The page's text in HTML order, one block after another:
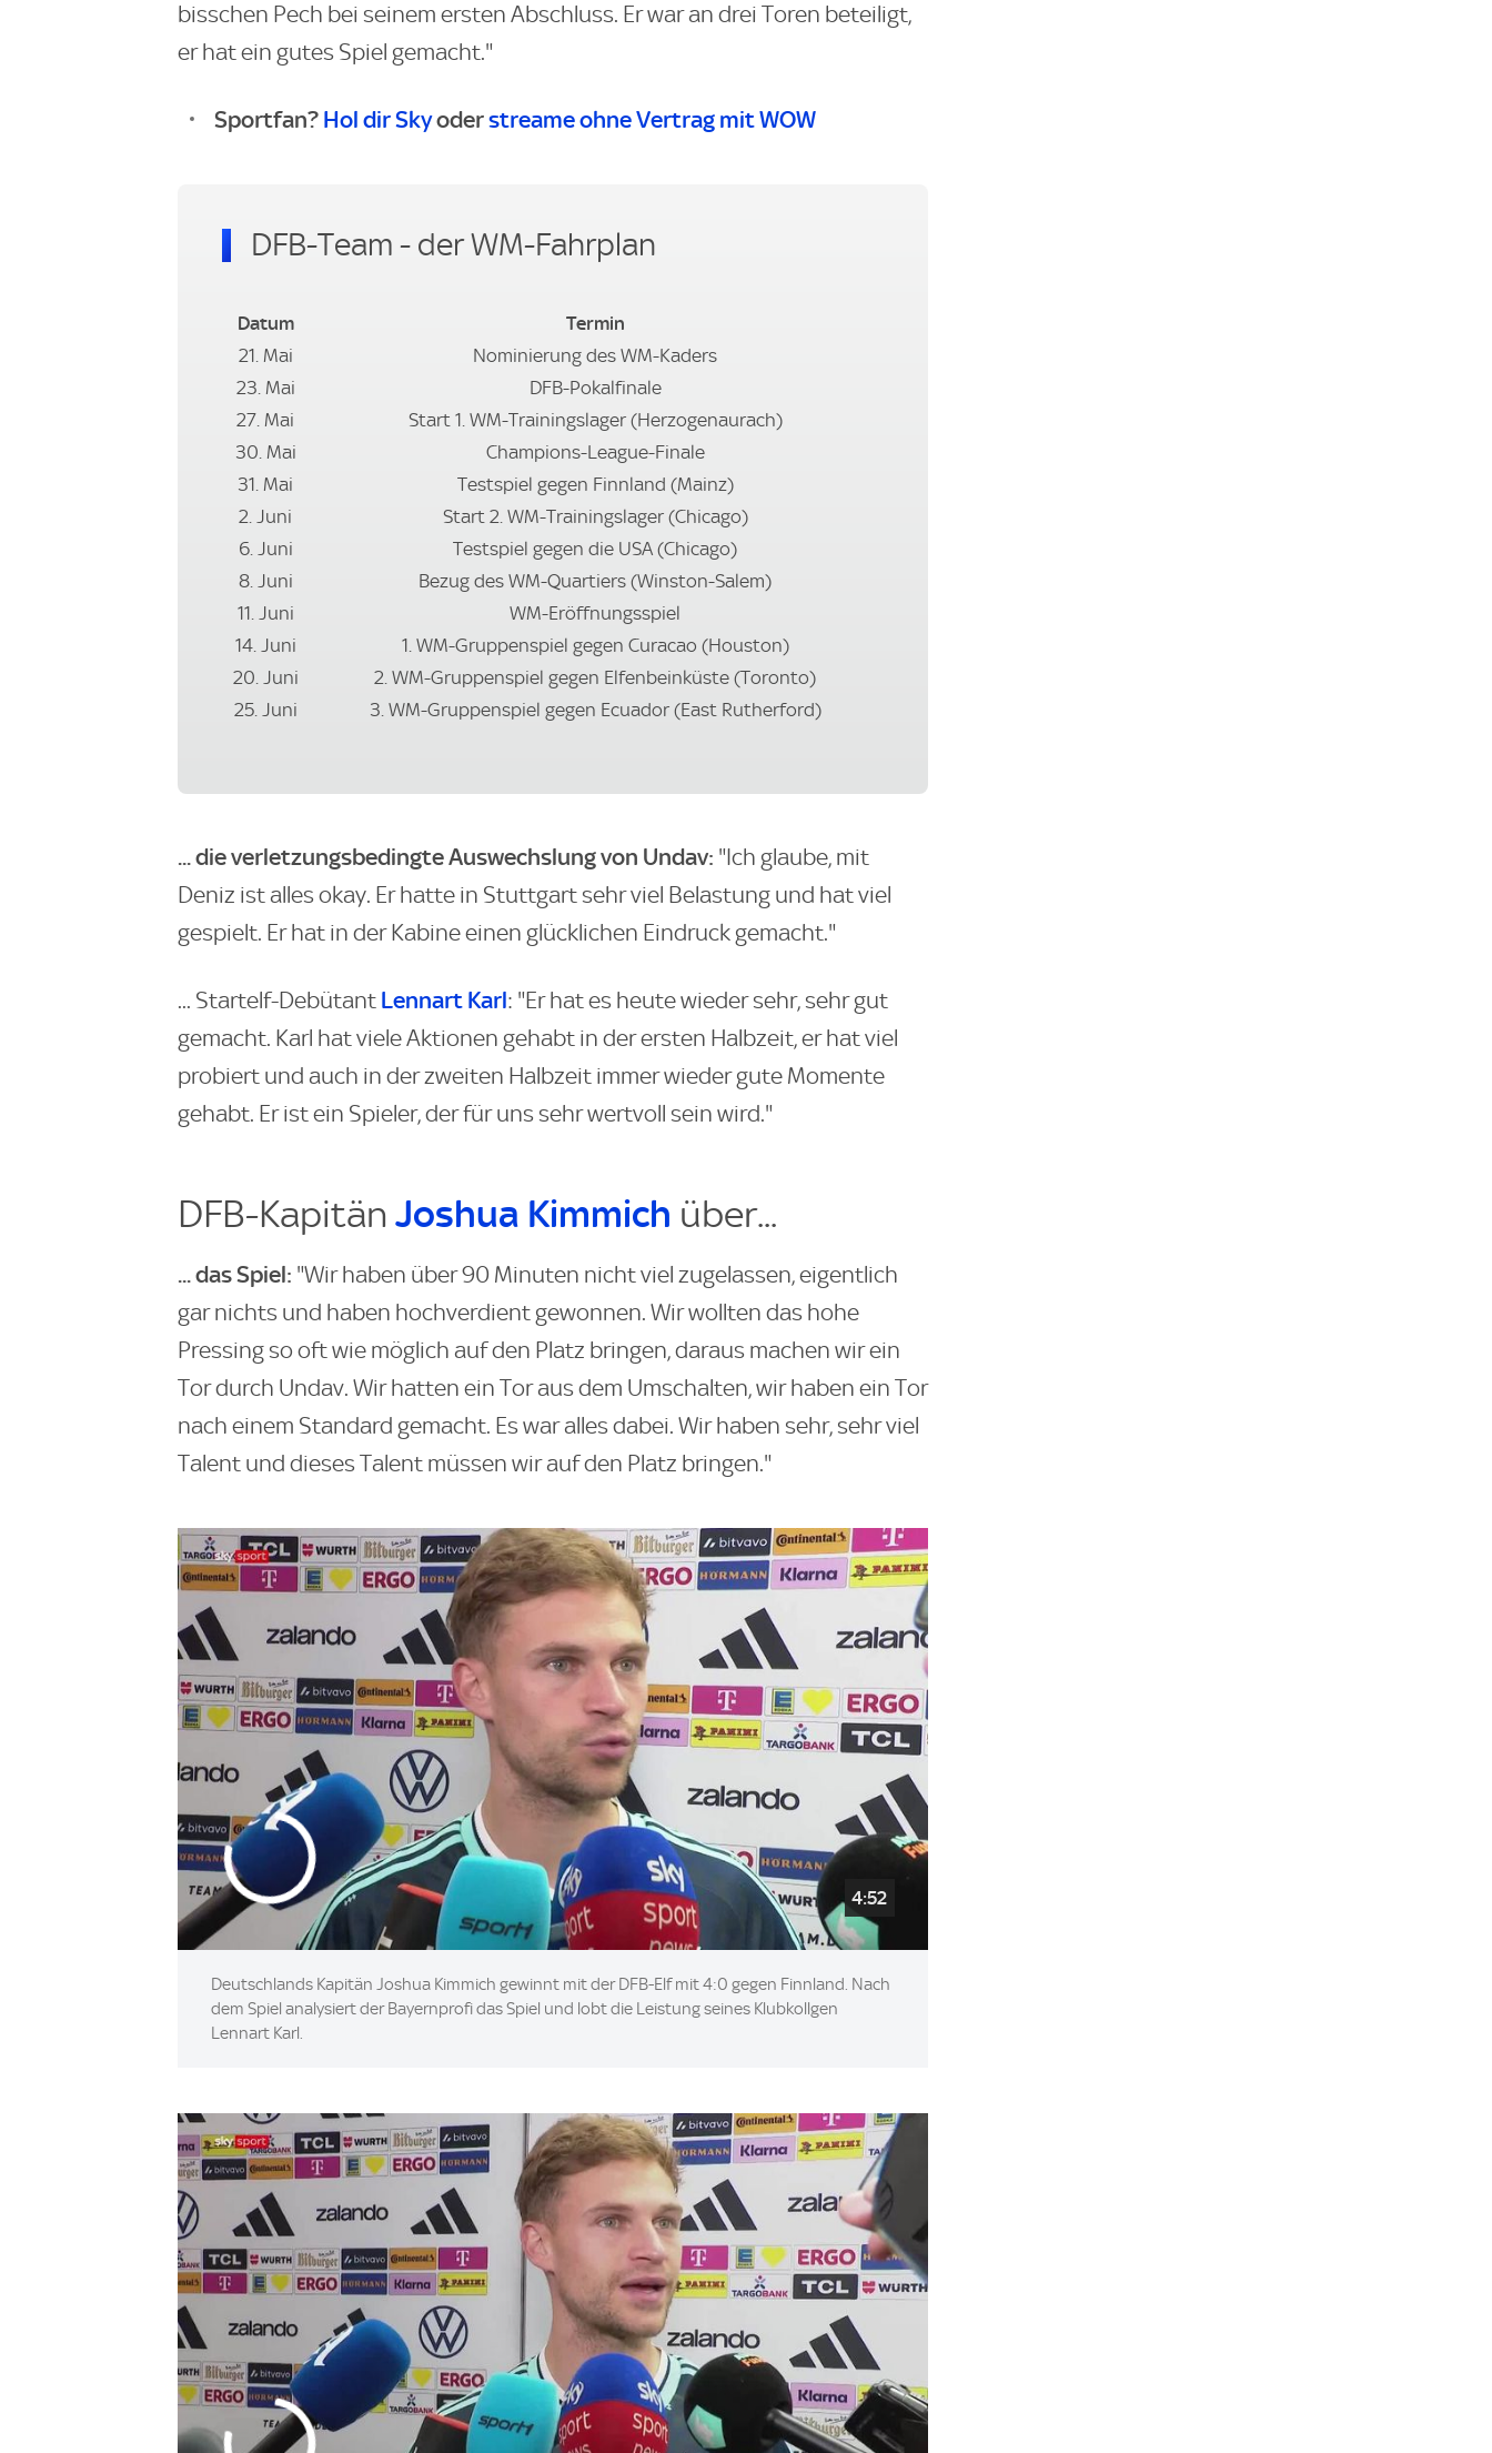
bisschen Pech bei seinem ersten Abschluss. Er war an drei Toren beteiligt,
er hat ein gutes Spiel gemacht."
Sportfan? Hol dir Skyoderstreame ohne Vertrag mit WOW
DFB-Team - der WM-Fahrplan
Datum
Termin
21. Mai
Nominierung des WM-Kaders
23. Mai
DFB-Pokalfinale
27. Mai
Start 1. WM-Trainingslager (Herzogenaurach)
30. Mai
Champions-League-Finale
31. Mai
Testspiel gegen Finnland (Mainz)
2. Juni
Start 2. WM-Trainingslager (Chicago)
6. Juni
Testspiel gegen die USA (Chicago)
8. Juni
Bezug des WM-Quartiers (Winston-Salem)
11. Juni
WM-Eröffnungsspiel
14. Juni
1. WM-Gruppenspiel gegen Curacao (Houston)
20. Juni
2. WM-Gruppenspiel gegen Elfenbeinküste (Toronto)
25. Juni
3. WM-Gruppenspiel gegen Ecuador (East Rutherford)
... die verletzungsbedingte Auswechslung von Undav: "Ich glaube, mit
Deniz ist alles okay. Er hatte in Stuttgart sehr viel Belastung und hat viel
gespielt. Er hat in der Kabine einen glücklichen Eindruck gemacht."
... Startelf-Debütant Lennart Karl: "Er hat es heute wieder sehr, sehr gut
gemacht. Karl hat viele Aktionen gehabt in der ersten Halbzeit, er hat viel
probiert und auch in der zweiten Halbzeit immer wieder gute Momente
gehabt. Er ist ein Spieler, der für uns sehr wertvoll sein wird."
DFB-Kapitän Joshua Kimmich über...
... das Spiel: "Wir haben über 90 Minuten nicht viel zugelassen, eigentlich
gar nichts und haben hochverdient gewonnen. Wir wollten das hohe
Pressing so oft wie möglich auf den Platz bringen, daraus machen wir ein
Tor durch Undav. Wir hatten ein Tor aus dem Umschalten, wir haben ein Tor
nach einem Standard gemacht. Es war alles dabei. Wir haben sehr, sehr viel
Talent und dieses Talent müssen wir auf den Platz bringen."
4:52
Deutschlands Kapitän Joshua Kimmich gewinnt mit der DFB-Elf mit 4:0 gegen Finnland. Nach
dem Spiel analysiert der Bayernprofi das Spiel und lobt die Leistung seines Klubkollgen
Lennart Karl.